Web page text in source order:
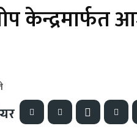
केन्द्रमार्फत